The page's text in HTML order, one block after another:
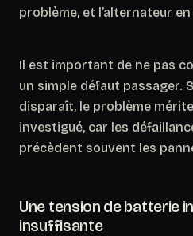
problème, et l’alternateur
Il est important de ne pas
un simple défaut passager.
disparaît, le problème
investigué, car les
précèdent souvent les
Une tension de batterie
insuffisante